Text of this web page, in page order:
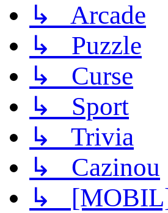
↳ Arcade
↳ Puzzle
↳ Curse
↳ Sport
↳ Trivia
↳ Cazinou
↳ [MOBIL]